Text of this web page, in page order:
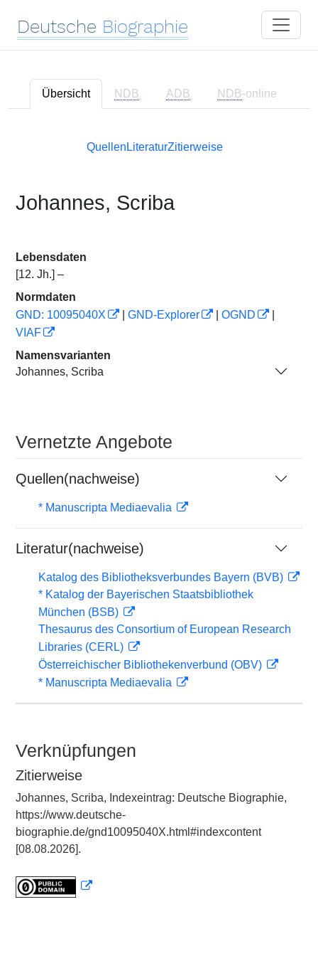
Deutsche Biographie
Übersicht NDB ADB NDB-online
Quellen LiteraturZitierweise
Johannes, Scriba
Lebensdaten
[12. Jh.] –
Normdaten
GND: 10095040X
GND-Explorer OGND
VIAF
Namensvarianten
Johannes, Scriba
Vernetzte Angebote
Quellen(nachweise)
* Manuscripta Mediaevalia
Literatur(nachweise)
Katalog des Bibliotheksverbundes Bayern (BVB)
* Katalog der Bayerischen Staatsbibliothek
München (BSB)
Thesaurus des Consortium of European Research
Libraries (CERL)
Österreichischer Bibliothekenverbund (OBV)
* Manuscripta Mediaevalia
Verknüpfungen
Zitierweise
Johannes, Scriba, Indexeintrag: Deutsche Biographie,
https://www.deutsche-
biographie.de/gnd10095040X.html#indexcontent
[08.08.2026].